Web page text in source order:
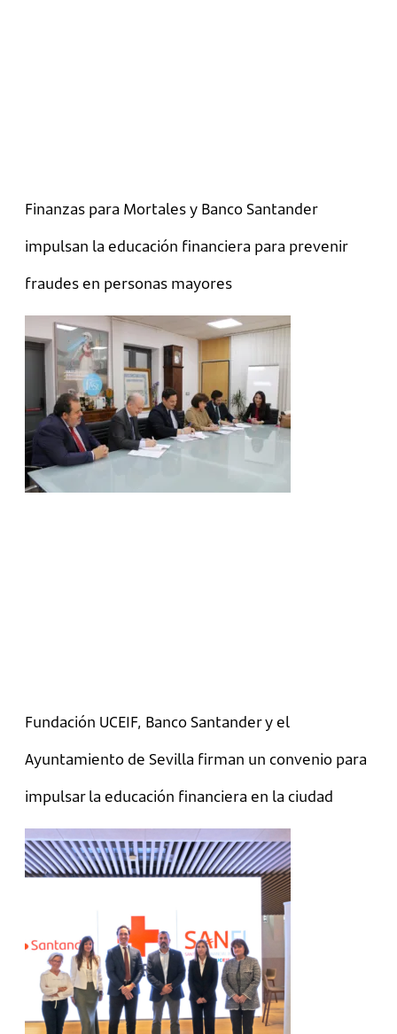
Finanzas para Mortales y Banco Santander
impulsan la educación financiera para prevenir
fraudes en personas mayores
Fundación UCEIF, Banco Santander y el
Ayuntamiento de Sevilla firman un convenio para
impulsar la educación financiera en la ciudad